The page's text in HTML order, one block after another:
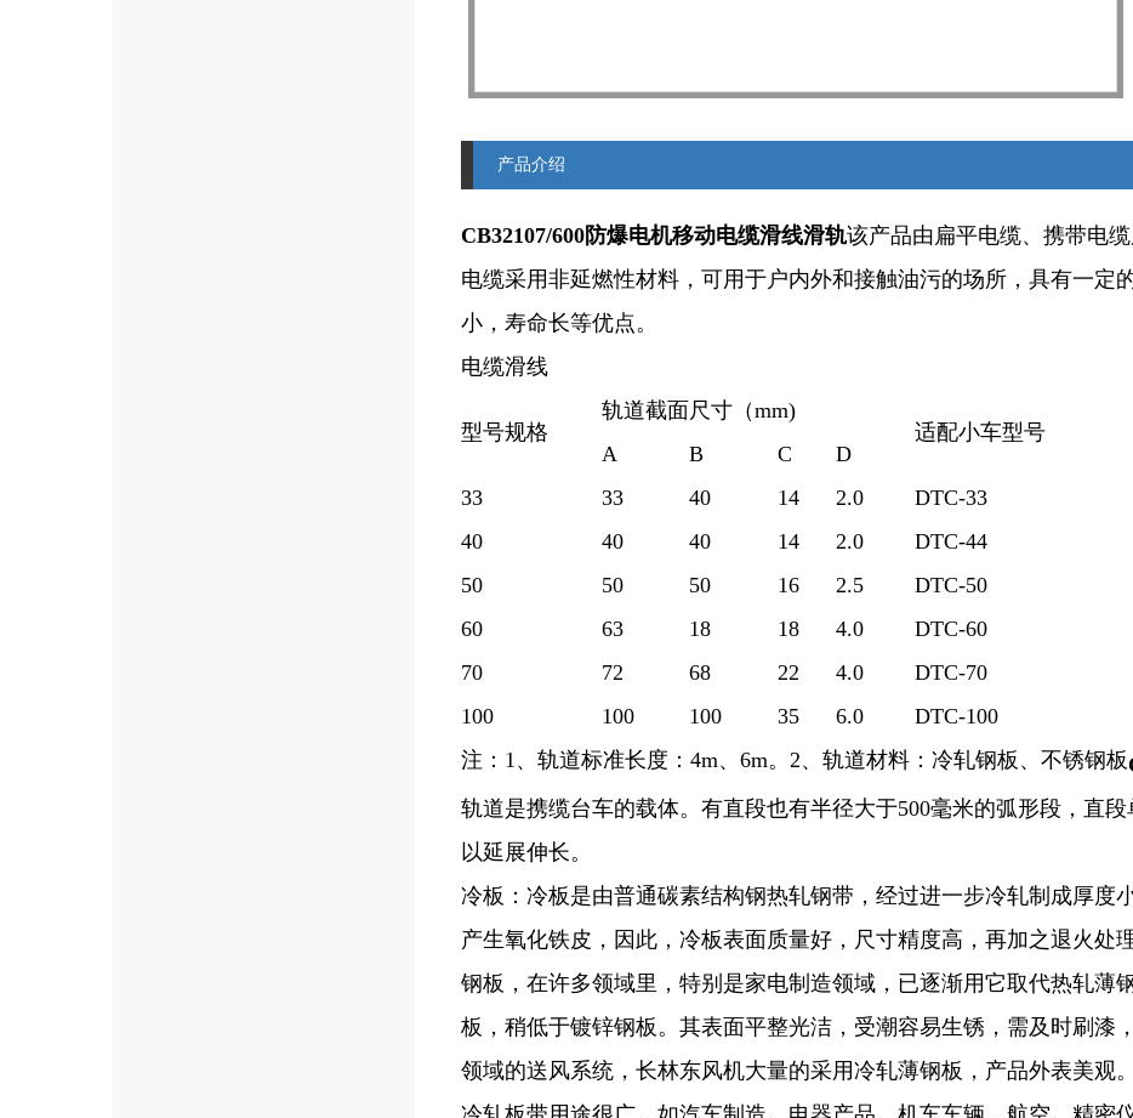
产品介绍
CB32107/600防爆电机移动电缆滑线滑轨该产品由扁平电缆、携带电
电缆采用非延燃性材料，可用于户内外和接触油污的场所，具有一定
小，寿命长等优点。
电缆滑线
型号规格
轨道截面尺寸（mm)
适配小车型号
A
B C
D
33
33 40 14 2.0
DTC-33
40
40 40 14 2.0
DTC-44
50
50 50 16 2.5
DTC-50
60
63 18 18 4.0
DTC-60
70
72 68 22 4.0
DTC-70
100
100 100 35 6.0
DTC-100
注：1、轨道标准长度：4m、6m。2、轨道材料：冷轧钢板、不锈钢板
轨道是携缆台车的载体。有直段也有半径大于500毫米的弧形段，直
以延展伸长。
冷板：冷板是由普通碳素结构钢热轧钢带，经过进一步冷轧制成厚度
产生氧化铁皮，因此，冷板表面质量好，尺寸精度高，再加之退火处
钢板，在许多领域里，特别是家电制造领域，已逐渐用它取代热轧薄
板，稍低于镀锌钢板。其表面平整光洁，受潮容易生锈，需及时刷漆
领域的送风系统，长林东风机大量的采用冷轧薄钢板，产品外表美观。